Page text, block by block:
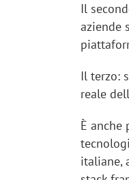
Il
aziende
Il terzo:
reale
È anche
italiane,